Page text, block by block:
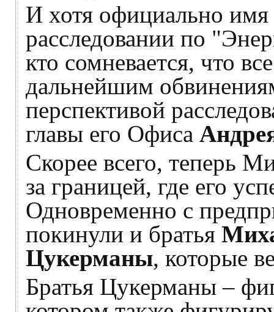
И хотя официально
расследовании по
кто сомневается, что
дальнейшим
перспективой
главы его Офиса
Скорее всего, теперь
за границей, где его
Одновременно с
покинули и братья
Цукерманы, которые
Братья Цукерманы –